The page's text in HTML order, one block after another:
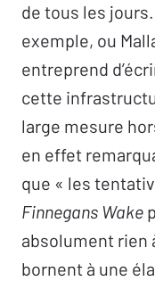
de tous les
exemple, ou
entreprend
cette
large mesure
en effet
que « les
Finnegans Wake
absolument rien
bornent à une